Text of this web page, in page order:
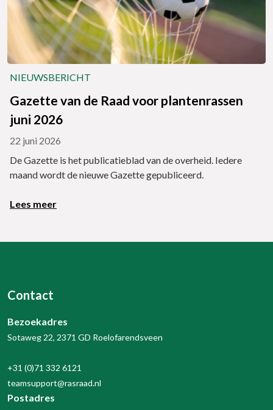
NIEUWSBERICHT
Gazette van de Raad voor plantenrassen
juni 2026
22 juni 2026
De Gazette is het publicatieblad van de overheid. Iedere
maand wordt de nieuwe Gazette gepubliceerd.
Lees meer
Contact
Bezoekadres
Sotaweg 22, 2371 GD Roelofarendsveen
+31 (0)71 332 6121
teamsupport@rasraad.nl
Postadres